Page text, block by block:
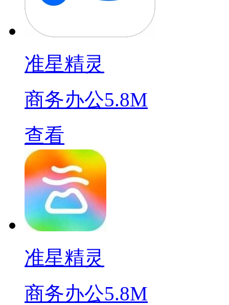
准星精灵
商务办公5.8M
查看
准星精灵
商务办公5.8M